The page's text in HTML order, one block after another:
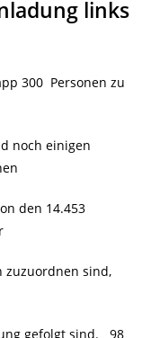
links
300 Personen zu
noch einigen
den 14.453
zuzuordnen sind,
gefolgt sind. 98